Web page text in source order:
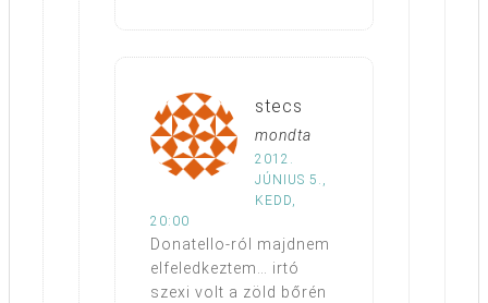
stecs
mondta
2012.
JÚNIUS 5.,
KEDD,
20:00
Donatello-ról majdnem
elfeledkeztem… irtó
szexi volt a zöld bőrén